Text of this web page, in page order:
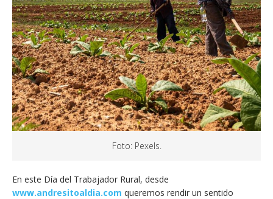
Foto: Pexels.
En este Día del Trabajador Rural, desde
www.andresitoaldia.com queremos rendir un sentido